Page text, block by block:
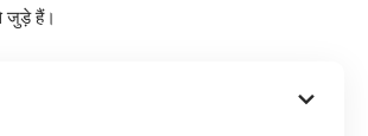
जुड़े हैं।